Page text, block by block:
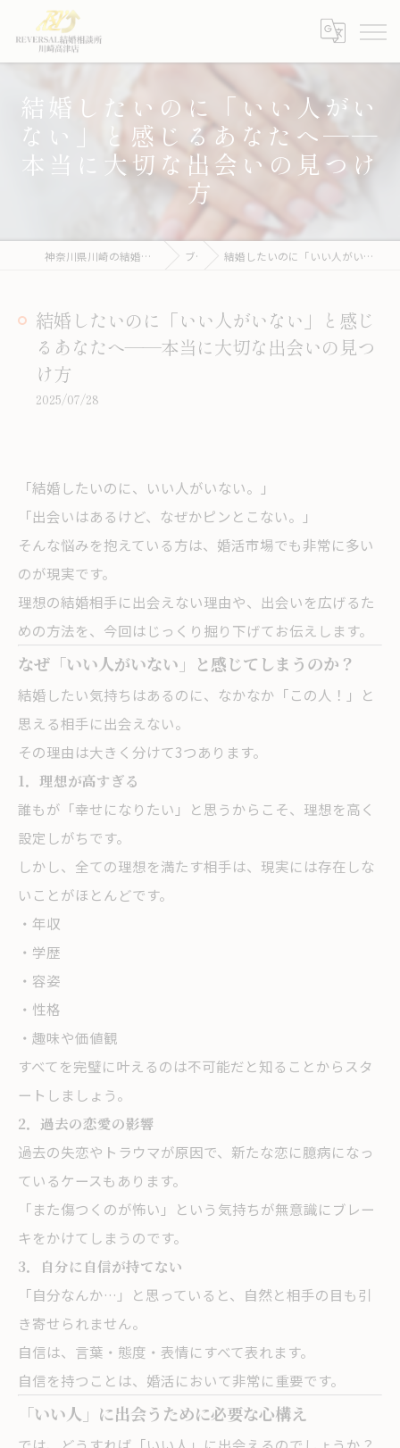
結婚したいのに「いい人がい
ない」と感じるあなたへ——
本当に大切な出会いの見つけ
方
神奈川県川崎の結婚相談所ならREVERSAL結婚相談所川崎高津店 ブログ 結婚したいのに「いい人がいない」と感じるあなたへ——本当に大切な出会いの見つけ方
結婚したいのに「いい人がいない」と感じ
るあなたへ——本当に大切な出会いの見つ
け方
2025/07/28
「結婚したいのに、いい人がいない。」
「出会いはあるけど、なぜかピンとこない。」
そんな悩みを抱えている方は、婚活市場でも非常に多い
のが現実です。
理想の結婚相手に出会えない理由や、出会いを広げるた
めの方法を、今回はじっくり掘り下げてお伝えします。
なぜ「いい人がいない」と感じてしまうのか？
結婚したい気持ちはあるのに、なかなか「この人！」と
思える相手に出会えない。
その理由は大きく分けて3つあります。
1．理想が高すぎる
誰もが「幸せになりたい」と思うからこそ、理想を高く
設定しがちです。
しかし、全ての理想を満たす相手は、現実には存在しな
いことがほとんどです。
・年収
・学歴
・容姿
・性格
・趣味や価値観
すべてを完璧に叶えるのは不可能だと知ることからスタ
ートしましょう。
2．過去の恋愛の影響
過去の失恋やトラウマが原因で、新たな恋に臆病になっ
ているケースもあります。
「また傷つくのが怖い」という気持ちが無意識にブレー
キをかけてしまうのです。
3．自分に自信が持てない
「自分なんか…」と思っていると、自然と相手の目も引
き寄せられません。
自信は、言葉・態度・表情にすべて表れます。
自信を持つことは、婚活において非常に重要です。
「いい人」に出会うために必要な心構え